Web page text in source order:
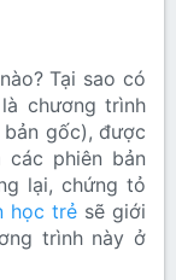
Tại sao có
chương trình
gốc), được
các phiên bản
lại, chứng tỏ
học trẻ sẽ giới
trình này ở